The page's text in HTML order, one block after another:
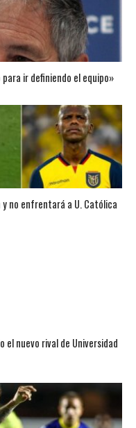
ir definiendo el equipo»
no enfrentará a U. Católica
el nuevo rival de Universidad